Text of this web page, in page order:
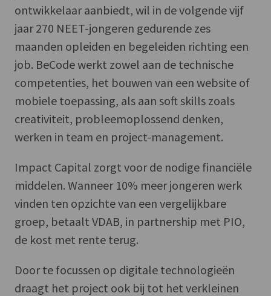
ontwikkelaar aanbiedt, wil in de volgende vijf
jaar 270 NEET-jongeren gedurende zes
maanden opleiden en begeleiden richting een
job. BeCode werkt zowel aan de technische
competenties, het bouwen van een website of
mobiele toepassing, als aan soft skills zoals
creativiteit, probleemoplossend denken,
werken in team en project-management.
Impact Capital zorgt voor de nodige financiële
middelen. Wanneer 10% meer jongeren werk
vinden ten opzichte van een vergelijkbare
groep, betaalt VDAB, in partnership met PIO,
de kost met rente terug.
Door te focussen op digitale technologieën
draagt het project ook bij tot het verkleinen